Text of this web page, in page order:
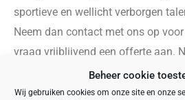
Beheer cookie
Wij gebruiken cookies om onze site en onze
sportieve en wellicht verborgen
Neem dan contact met ons op
vraag vrijblijvend een offerte aan.
bedrijfsuitje ook te boeken in alle
Nederland zoals o.a.Rotterdam,